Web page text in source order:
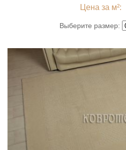
Цена за м²:
Выберите размер: